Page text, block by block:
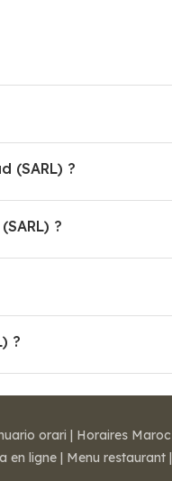
(SARL) ?
?
?
orari | Horaires Maroc
en ligne | Menu restaurant |